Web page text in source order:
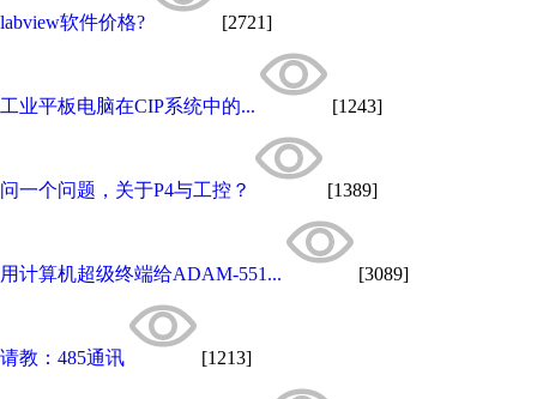
labview软件价格? [2721]
工业平板电脑​在CIP系统中的... [1243]
问一个问题，关于P4与工控？ [1389]
用计算机超级终端给ADAM-551... [3089]
请教：485通讯 [1213]